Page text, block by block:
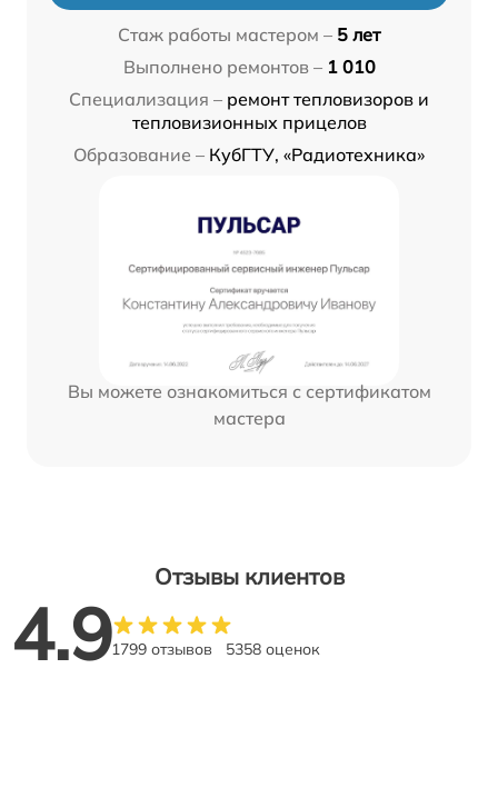
Стаж работы мастером – 5 лет
Выполнено ремонтов – 1 010
Специализация – ремонт тепловизоров и
тепловизионных прицелов
Образование – КубГТУ, «Радиотехника»
Вы можете ознакомиться с сертификатом
мастера
Отзывы клиентов
4.91799 отзывов 5358 оценок